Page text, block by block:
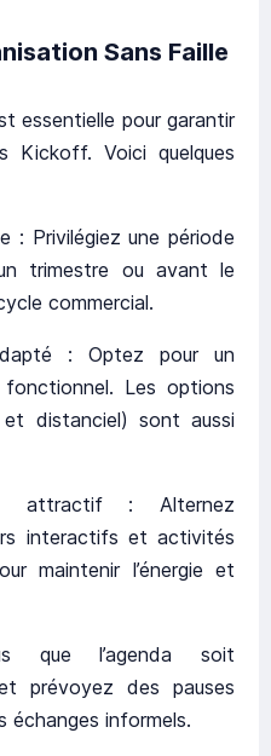
Sans Faille
essentielle pour garantir
Kickoff. Voici quelques
: Privilégiez une période
trimestre ou avant le
commercial.
: Optez pour un
Les options
et distanciel) sont aussi
attractif : Alternez
interactifs et activités
maintenir l’énergie et
que l’agenda soit
prévoyez des pauses
échanges informels.